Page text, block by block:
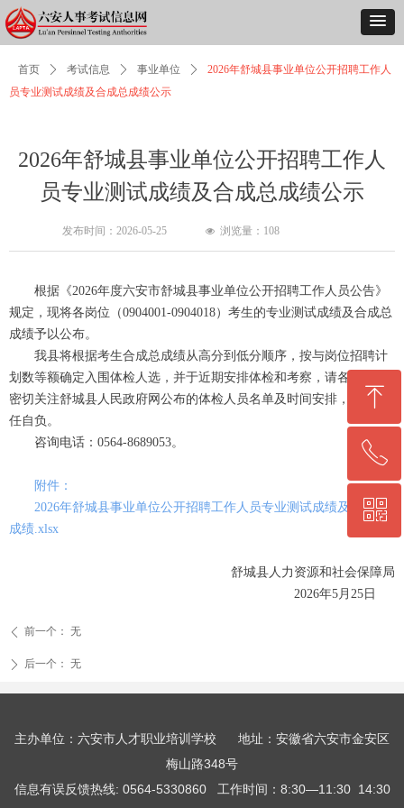
2026年舒城县事业单位公开招聘工作人
员专业测试成绩及合成总成绩公示
根据《2026年度六安市舒城县事业单位公开招聘工作人员公告》
规定，现将各岗位（0904001-0904018）考生的专业测试成绩及合成总
成绩予以公布。
我县将根据考生合成总成绩从高分到低分顺序，按与岗位招聘计
划数等额确定入围体检人选，并于近期安排体检和考察，请各位考生
密切关注舒城县人民政府网公布的体检人员名单及时间安排，否则责
任自负。
咨询电话：0564-8689053。
附件：
2026年舒城县事业单位公开招聘工作人员专业测试成绩及合成总
成绩.xlsx
舒城县人力资源和社会保障局
2026年5月25日
首页 ꄲ 考试信息 ꄲ 事业单位 ꄲ
2026年舒城县事业单位公开招聘工作人
员专业测试成绩及合成总成绩公示
发布时间： 2026-05-25 넶 浏览量： 108
ꄴ 前一个： 无
ꄲ 后一个： 无
主办单位：六安市人才职业培训学校 地址：安徽省六安市金安区
梅山路348号
信息有误反馈热线: 0564-5330860 工作时间：8:30—11:30 14:30
ꁸ
回到顶部
ꂅ
0564-5330860
ꀥ
微信二维码